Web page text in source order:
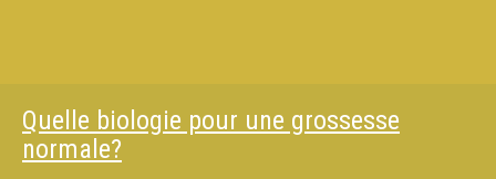
Quelle biologie pour une grossesse
normale?